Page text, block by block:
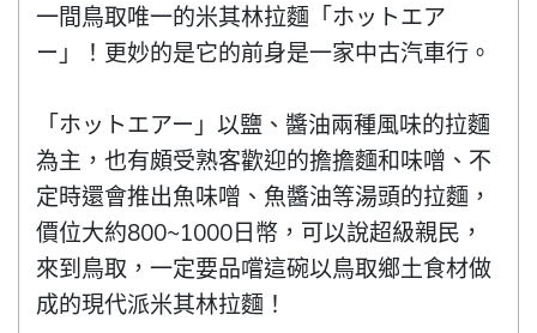
一間鳥取唯一的米其林拉麵「ホットエア
ー」！更妙的是它的前身是一家中古汽車行。
「ホットエアー」以鹽、醬油兩種風味的拉麵
為主，也有頗受熟客歡迎的擔擔麵和味噌、不
定時還會推出魚味噌、魚醬油等湯頭的拉麵，
價位大約800~1000日幣，可以說超級親民，
來到鳥取，一定要品嚐這碗以鳥取鄉土食材做
成的現代派米其林拉麵！